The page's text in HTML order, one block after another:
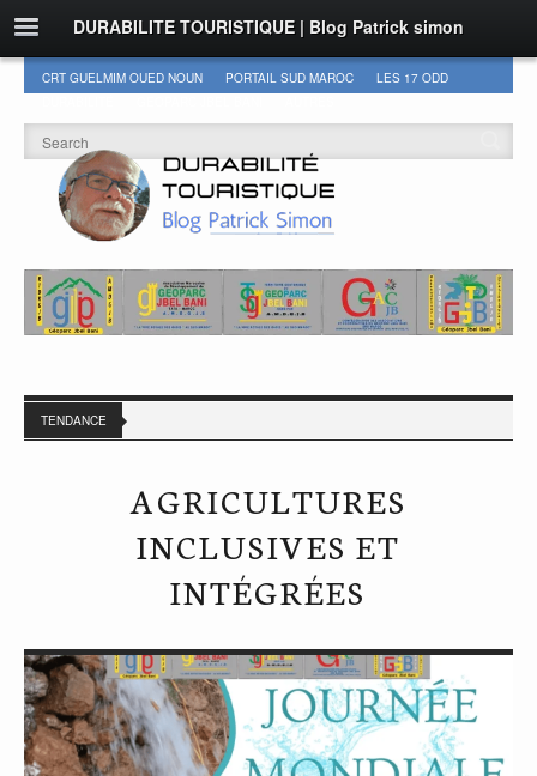
DURABILITE TOURISTIQUE | Blog Patrick simon
CRT GUELMIM OUED NOUN PORTAIL SUD MAROC
LES 17 ODD
TENDANCE
AGRICULTURES
INCLUSIVES ET
INTÉGRÉES